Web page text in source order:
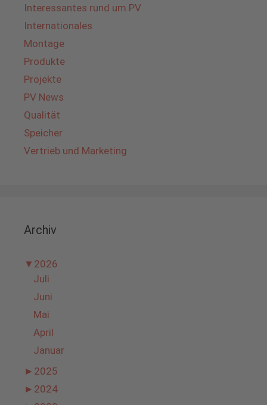
Interessantes rund um PV
Internationales
Montage
Produkte
Projekte
PV News
Qualität
Speicher
Vertrieb und Marketing
Archiv
▼ 2026
Juli
Juni
Mai
April
Januar
► 2025
► 2024